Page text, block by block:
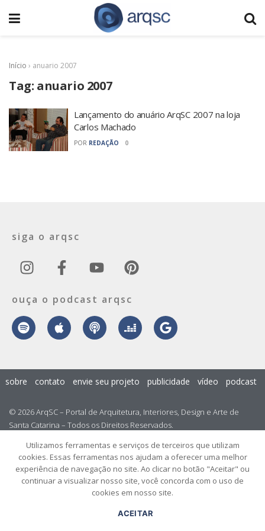
Início › anuario 2007
Tag: anuario 2007
Lançamento do anuário ArqSC 2007 na loja
Carlos Machado
POR REDAÇÃO 0
siga o arqsc
ouça o podcast arqsc
© 2026 ArqSC – Portal de Arquitetura, Interiores, Design e Arte de
Santa Catarina – Todos os Direitos Reservados.
sobre contato envie seu projeto publicidade vídeo podcast
Utilizamos ferramentas e serviços de terceiros que utilizam
cookies. Essas ferramentas nos ajudam a oferecer uma melhor
experiência de navegação no site. Ao clicar no botão "Aceitar" ou
continuar a visualizar nosso site, você concorda com o uso de
cookies em nosso site.
ACEITAR